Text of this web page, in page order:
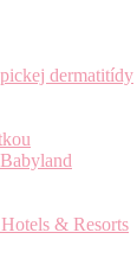
dermatitídy
& Resorts